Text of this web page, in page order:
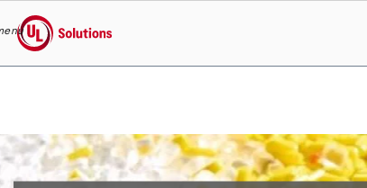
UL Solutions